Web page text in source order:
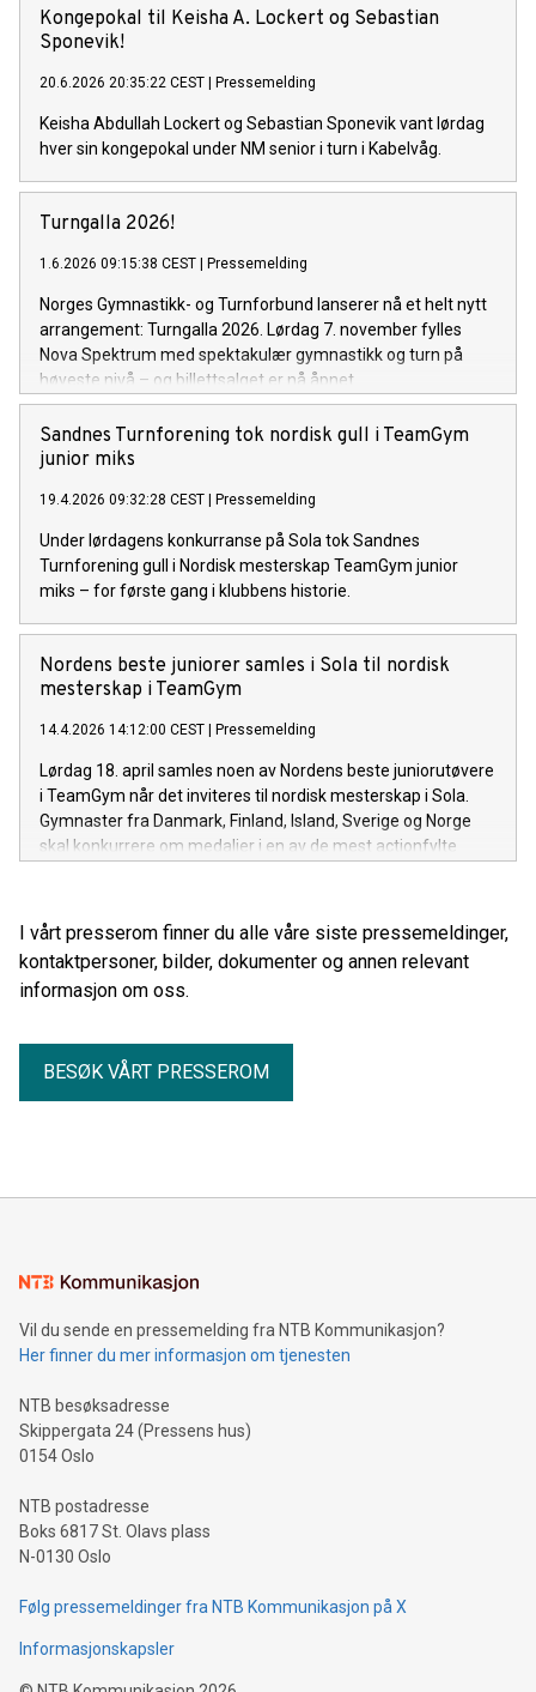
Norges Gymnastikk- og Turnforbunds tydelige holdning mot
russisk og belarussisk deltagelse er uforandret.
Kongepokal til Keisha A. Lockert og Sebastian
Sponevik!
20.6.2026 20:35:22 CEST Pressemelding
Keisha Abdullah Lockert og Sebastian Sponevik vant lørdag
hver sin kongepokal under NM senior i turn i Kabelvåg.
Turngalla 2026!
1.6.2026 09:15:38 CEST Pressemelding
Norges Gymnastikk- og Turnforbund lanserer nå et helt nytt
arrangement: Turngalla 2026. Lørdag 7. november fylles
Nova Spektrum med spektakulær gymnastikk og turn på
høyeste nivå – og billettsalget er nå åpnet.
Sandnes Turnforening tok nordisk gull i TeamGym
junior miks
19.4.2026 09:32:28 CEST Pressemelding
Under lørdagens konkurranse på Sola tok Sandnes
Turnforening gull i Nordisk mesterskap TeamGym junior
miks – for første gang i klubbens historie.
Nordens beste juniorer samles i Sola til nordisk
mesterskap i TeamGym
14.4.2026 14:12:00 CEST Pressemelding
Lørdag 18. april samles noen av Nordens beste juniorutøvere
i TeamGym når det inviteres til nordisk mesterskap i Sola.
Gymnaster fra Danmark, Finland, Island, Sverige og Norge
skal konkurrere om medaljer i en av de mest actionfylte
I vårt presserom finner du alle våre siste pressemeldinger,
kontaktpersoner, bilder, dokumenter og annen relevant
informasjon om oss.
BESØK VÅRT PRESSEROM
Vil du sende en pressemelding fra NTB Kommunikasjon?
Her finner du mer informasjon om tjenesten
NTB besøksadresse
Skippergata 24 (Pressens hus)
0154 Oslo
NTB postadresse
Boks 6817 St. Olavs plass
N-0130 Oslo
Følg pressemeldinger fra NTB Kommunikasjon på X
Informasjonskapsler